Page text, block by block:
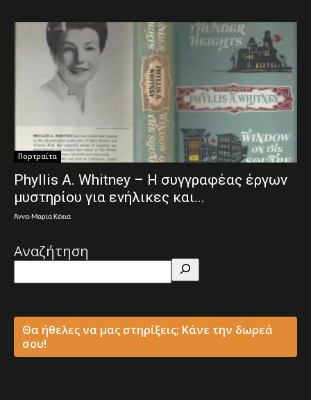
Πορτραίτα
Phyllis A. Whitney – Η συγγραφέας έργων
μυστηρίου για ενήλικες και...
Άννα-Μαρία Κέκια
Αναζήτηση
Θα ήθελες να μας στηρίξεις; Κάνε την δωρεά
σου!